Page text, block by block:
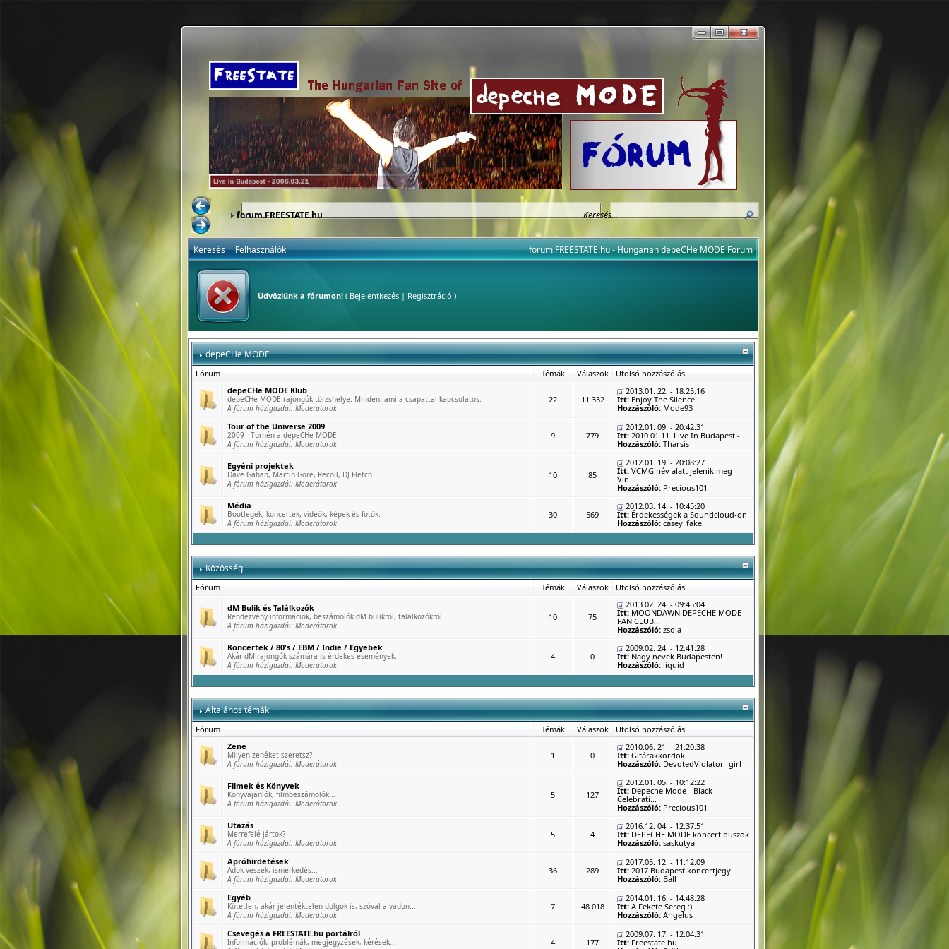
forum.FREESTATE.hu
forum.FREESTATE.hu - Hungarian depeCHe MODE Forum
Keresés Felhasználók
Üdvözlünk a fórumon!( Bejelentkezés| Regisztráció )
depeCHe MODE
Fórum Témák Válaszok
Utolsó hozzászólás
depeCHe MODE Klub
depeCHe MODE rajongók törzshelye. Minden, ami a csapattal kapcsolatos.
A fórum házigazdái: Moderátorok
22 11 332
2013.01. 22. - 18:25:16
Itt: Enjoy The Silence!
Hozzászóló: Mode93
Tour of the Universe 2009
2009 - Turnén a depeCHe MODE.
A fórum házigazdái: Moderátorok
9 779
2012.01. 09. - 20:42:31
Itt: 2010.01.11. Live In Budapest -...
Hozzászóló: Tharsis
Egyéni projektek
Dave Gahan, Martin Gore, Recoil, DJ Fletch
A fórum házigazdái: Moderátorok
10 85
2012.01. 19. - 20:08:27
Itt: VCMG név alatt jelenik meg
Vin...
Hozzászóló: Precious101
Média
Bootlegek, koncertek, videók, képek és fotók.
A fórum házigazdái: Moderátorok
30 569
2012.03. 14. - 10:45:20
Itt: Érdekességek a Soundcloud-on
Hozzászóló: casey_fake
Közösség
Fórum Témák Válaszok
Utolsó hozzászólás
dM Bulik és Találkozók
Rendezvény információk, beszámolók dM bulikról, találkozókról.
A fórum házigazdái: Moderátorok
10 75
2013.02. 24. - 09:45:04
Itt: MOONDAWN DEPECHE MODE
FAN CLUB...
Hozzászóló: zsola
Koncertek / 80's / EBM / Indie / Egyebek
Akár dM rajongók számára is érdekes események.
A fórum házigazdái: Moderátorok
4 0
2009.02. 24. - 12:41:28
Itt: Nagy nevek Budapesten!
Hozzászóló: liquid
Általános témák
Fórum Témák Válaszok
Utolsó hozzászólás
Zene
Milyen zenéket szeretsz?
A fórum házigazdái: Moderátorok
1 0
2010.06. 21. - 21:20:38
Itt: Gitárakkordok
Hozzászóló: DevotedViolator- girl
Filmek és Könyvek
Könyvajánlók, filmbeszámolók...
A fórum házigazdái: Moderátorok
5 127
2012.01. 05. - 10:12:22
Itt: Depeche Mode - Black
Celebrati...
Hozzászóló: Precious101
Utazás
Merrefelé jártok?
A fórum házigazdái: Moderátorok
5 4
2016.12. 04. - 12:37:51
Itt: DEPECHE MODE koncert buszok
Hozzászóló: saskutya
Apróhirdetések
Adok-veszek, ismerkedés...
A fórum házigazdái: Moderátorok
36 289
2017.05. 12. - 11:12:09
Itt: 2017 Budapest koncertjegy
Hozzászóló: Ball
Egyéb
Kötetlen, akár jelentéktelen dolgok is, szóval a vadon...
A fórum házigazdái: Moderátorok
7 48 018
2014.01. 16. - 14:48:28
Itt: A Fekete Sereg :)
Hozzászóló: Angelus
Csevegés a FREESTATE.hu portálról
Információk, problémák, megjegyzések, kérések...
4 177
2009.07. 17. - 12:04:31
Itt: Freestate.hu